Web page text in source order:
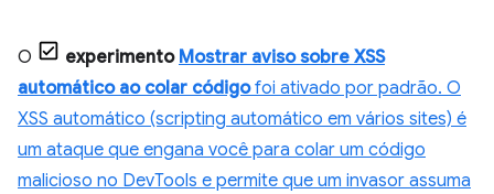
O experimento Mostrar aviso sobre XSS
automático ao colar códigofoi ativado por padrão. O
XSS automático (scripting automático em vários sites) é
um ataque que engana você para colar um código
malicioso no DevTools e permite que um invasor assuma